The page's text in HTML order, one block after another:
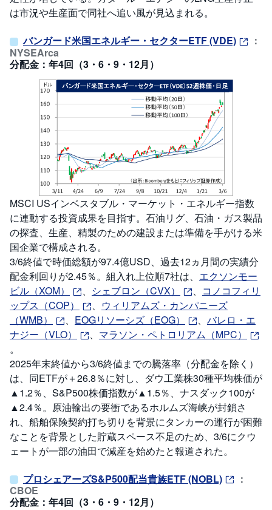
は市況や生産面で同社へ追い風が見込まれる。
バンガード米国エネルギー・セクターETF (VDE)
：
NYSEArca
分配金：年4回（3・6・9・12月）
MSCI USインベスタブル・マーケット・エネルギー指数
に連動する投資成果を目指す。石油リグ、石油・ガス製品
の探査、生産、精製のための建設または準備を手がける米
国企業で構成される。
3/6終値で時価総額が97.4億USD、過去12ヵ月間の実績分
配金利回りが2.45％。組入れ上位順7社は、 エクソンモー
ビル（XOM）
、 シェブロン（CVX） 、 コノコフィリ
ップス（COP）
、 ウィリアムズ・カンパニーズ
（WMB）
、 EOGリソーシズ（EOG） 、 バレロ・エ
ナジー（VLO）
、 マラソン・ペトロリアム（MPC）
。
2025年末終値から3/6終値までの騰落率（分配金を除く）
は、同ETFが＋26.8％に対し、ダウ工業株30種平均株価が
▲1.2％、S&P500株価指数が▲1.5％、ナスダック100が
▲2.4％。原油輸出の要衝であるホルムズ海峡が封鎖さ
れ、船舶保険契約打ち切りを背景にタンカーの運行が困難
なことを背景とした貯蔵スペース不足のため、3/6にクウ
ェートが一部の油田で減産を始めたと報道された。
プロシェアーズS&P500配当貴族ETF (NOBL)
：
CBOE
分配金：年4回（3・6・9・12月）